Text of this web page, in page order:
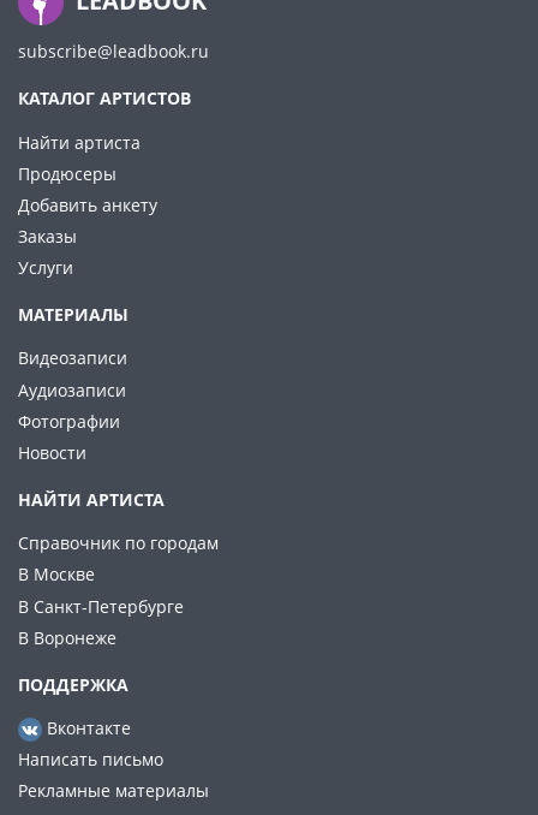
subscribe@leadbook.ru
КАТАЛОГ АРТИСТОВ
Найти артиста
Продюсеры
Добавить анкету
Заказы
Услуги
МАТЕРИАЛЫ
Видеозаписи
Аудиозаписи
Фотографии
Новости
НАЙТИ АРТИСТА
Справочник по городам
В Москве
В Санкт-Петербурге
В Воронеже
ПОДДЕРЖКА
Вконтакте
Написать письмо
Рекламные материалы